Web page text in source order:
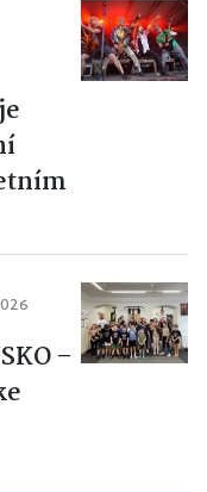
–